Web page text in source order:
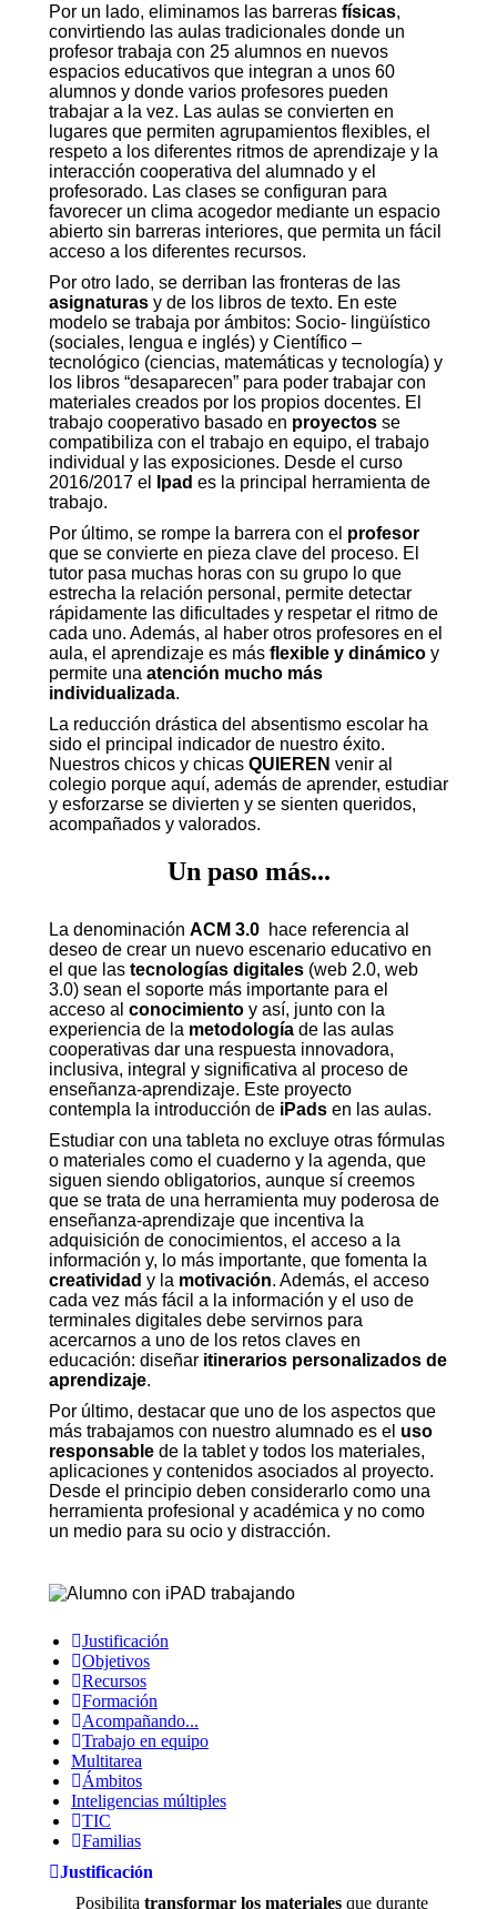
Por un lado, eliminamos las barreras físicas,
convirtiendo las aulas tradicionales donde un
profesor trabaja con 25 alumnos en nuevos
espacios educativos que integran a unos 60
alumnos y donde varios profesores pueden
trabajar a la vez. Las aulas se convierten en
lugares que permiten agrupamientos flexibles, el
respeto a los diferentes ritmos de aprendizaje y la
interacción cooperativa del alumnado y el
profesorado. Las clases se configuran para
favorecer un clima acogedor mediante un espacio
abierto sin barreras interiores, que permita un fácil
acceso a los diferentes recursos.
Por otro lado, se derriban las fronteras de las
asignaturas y de los libros de texto. En este
modelo se trabaja por ámbitos: Socio- lingüístico
(sociales, lengua e inglés) y Científico –
tecnológico (ciencias, matemáticas y tecnología) y
los libros “desaparecen” para poder trabajar con
materiales creados por los propios docentes. El
trabajo cooperativo basado en proyectos se
compatibiliza con el trabajo en equipo, el trabajo
individual y las exposiciones. Desde el curso
2016/2017 el
Ipad es la principal herramienta de
trabajo.
Por último, se rompe la barrera con el profesor
que se convierte en pieza clave del proceso. El
tutor pasa muchas horas con su grupo lo que
estrecha la relación personal, permite detectar
rápidamente las dificultades y respetar el ritmo de
cada uno. Además, al haber otros profesores en el
aula, el aprendizaje es más flexible y dinámico y
permite una atención mucho más
individualizada.
La reducción drástica del absentismo escolar ha
sido el principal indicador de nuestro éxito.
Nuestros chicos y chicas QUIEREN venir al
colegio porque aquí, además de aprender, estudiar
y esforzarse se divierten y se sienten queridos,
acompañados y valorados.
Un paso más...
La denominación ACM 3.0 hace referencia al
deseo de crear un nuevo escenario educativo en
el que las tecnologías digitales (web 2.0, web
3.0) sean el soporte más importante para el
acceso al conocimiento y así, junto con la
experiencia de la metodología de las aulas
cooperativas dar una respuesta innovadora,
inclusiva, integral y significativa al proceso de
enseñanza-aprendizaje. Este proyecto
contempla la introducción de iPads en las aulas.
Estudiar con una tableta no excluye otras fórmulas
o materiales como el cuaderno y la agenda, que
siguen siendo obligatorios, aunque sí creemos
que se trata de una herramienta muy poderosa de
enseñanza-aprendizaje que incentiva la
adquisición de conocimientos, el acceso a la
información y, lo más importante, que fomenta la
creatividad y la motivación. Además, el acceso
cada vez más fácil a la información y el uso de
terminales digitales debe servirnos para
acercarnos a uno de los retos claves en
educación: diseñar itinerarios personalizados de
aprendizaje.
Por último, destacar que uno de los aspectos que
más trabajamos con nuestro alumnado es el uso
responsable de la tablet y todos los materiales,
aplicaciones y contenidos asociados al proyecto.
Desde el principio deben considerarlo como una
herramienta profesional y académica y no como
un medio para su ocio y distracción.
Justificación
Objetivos
Recursos
Formación
Acompañando...
Trabajo en equipo
Multitarea
Ámbitos
Inteligencias múltiples
TIC
Familias
Justificación
Posibilita transformar los materiales que durante